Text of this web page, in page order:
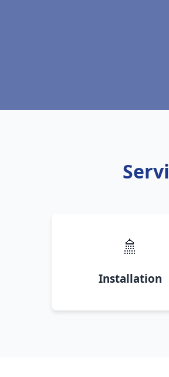
🚿
Installation